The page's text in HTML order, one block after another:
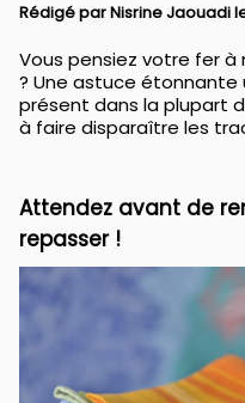
Rédigé parNisrine Jaouadi
Vous pensiez votre fer à
? Une astuce étonnante
présent dans la plupart
à faire disparaître les
Attendez avant de
repasser !